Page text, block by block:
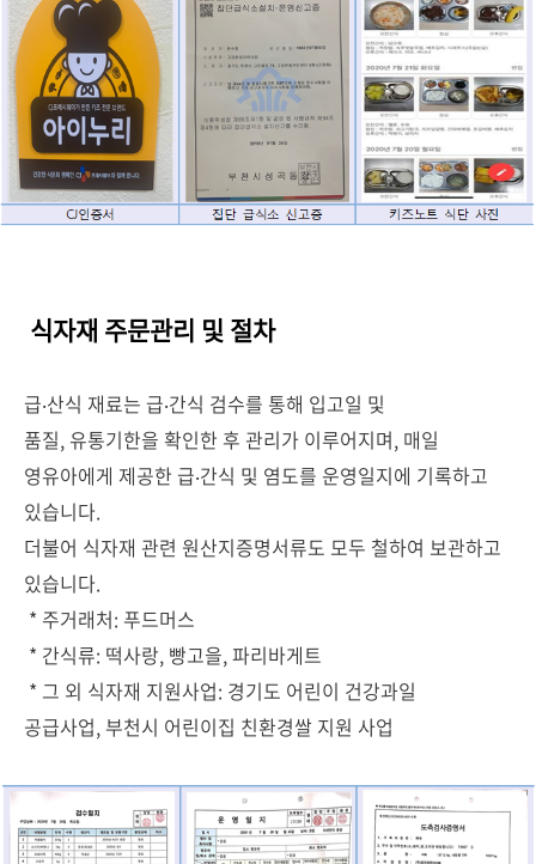
식자재 주문관리 및 절차
급‧산식 재료는 급‧간식 검수를 통해 입고일 및
품질, 유통기한을 확인한 후 관리가 이루어지며, 매일
영유아에게 제공한 급‧간식 및 염도를 운영일지에 기록하고
있습니다.
더불어 식자재 관련 원산지증명서류도 모두 철하여 보관하고
있습니다.
* 주거래처: 푸드머스
* 간식류: 떡사랑, 빵고을, 파리바게트
* 그 외 식자재 지원사업: 경기도 어린이 건강과일
공급사업, 부천시 어린이집 친환경쌀 지원 사업